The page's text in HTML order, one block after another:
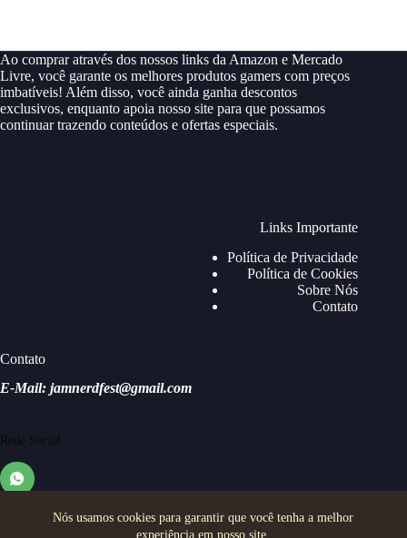
Nós usamos cookies para garantir que você tenha a melhor
experiência em nosso site.
Ao comprar através dos nossos links da Amazon e Mercado
Livre, você garante os melhores produtos gamers com preços
imbatíveis! Além disso, você ainda ganha descontos
exclusivos, enquanto apoia nosso site para que possamos
continuar trazendo conteúdos e ofertas especiais.
Links Importante
Política de Privacidade
Política de Cookies
Sobre Nós
Contato
Contato
E-Mail: jamnerdfest@gmail.com
Rede Social